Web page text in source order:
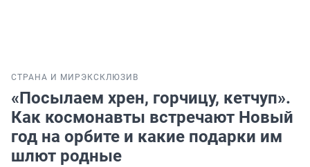
СТРАНА И МИР ЭКСКЛЮЗИВ
«Посылаем хрен, горчицу, кетчуп».
Как космонавты встречают Новый
год на орбите и какие подарки им
шлют родные